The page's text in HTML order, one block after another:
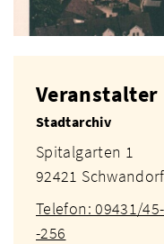
Veranstalter
Stadtarchiv
Spitalgarten 1
92421 Schwandorf
Telefon: 09431/
-256